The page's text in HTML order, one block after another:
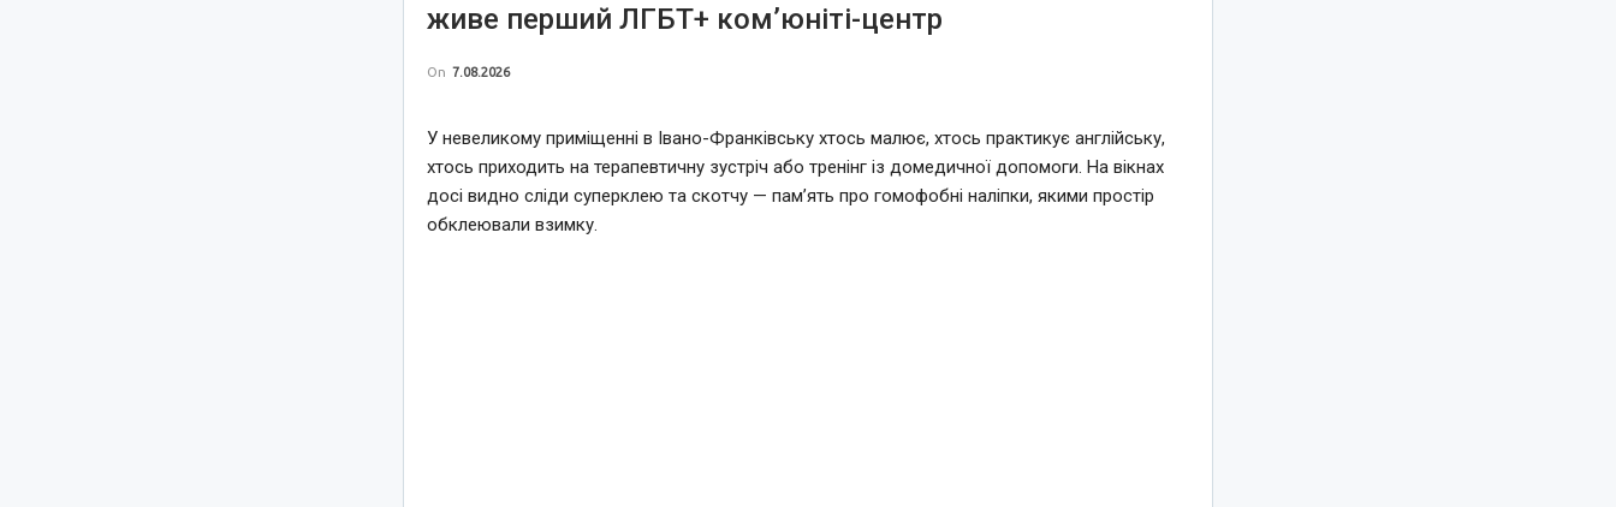
живе перший ЛГБТ+ ком’юніті-центр
On 7.08.2026
У невеликому приміщенні в Івано-Франківську хтось малює, хтось практикує англійську,
хтось приходить на терапевтичну зустріч або тренінг із домедичної допомоги. На вікнах
досі видно сліди суперклею та скотчу — пам’ять про гомофобні наліпки, якими простір
обклеювали взимку.